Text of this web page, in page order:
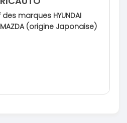
marques HYUNDAI
(origine Japonaise)